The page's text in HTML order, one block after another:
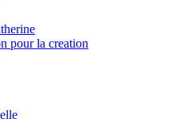
pour la creation